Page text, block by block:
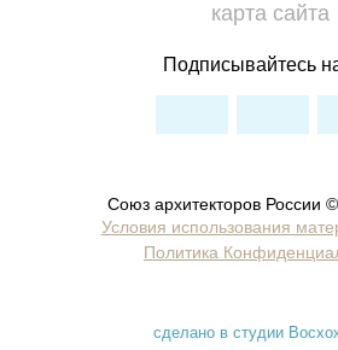
карта сайта
Подписывайтесь
Союз архитекторов России
Условия использования
Политика
сделано в студии